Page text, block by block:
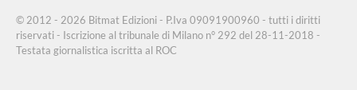
© 2012 - 2026 Bitmat Edizioni - P.Iva 09091900960 - tutti i diritti
riservati - Iscrizione al tribunale di Milano n° 292 del 28-11-2018 -
Testata giornalistica iscritta al ROC